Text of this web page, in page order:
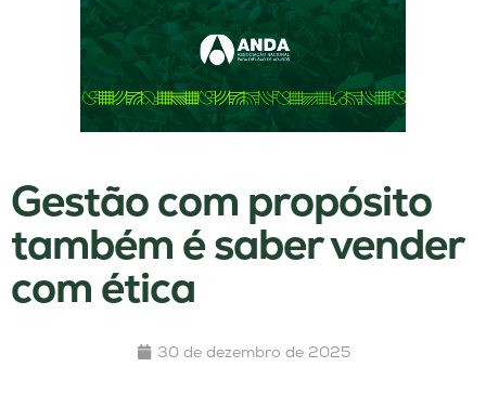
Gestão com propósito
também é saber vender
com ética
30 de dezembro de 2025